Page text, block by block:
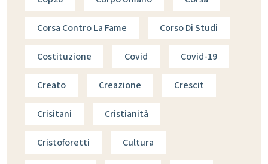
Corsa Contro La Fame Corso Di Studi
Costituzione Covid Covid-19
Creato Creazione Crescit
Crisitani Cristianità
Cristoforetti Cultura